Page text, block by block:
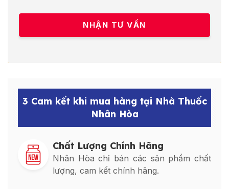
3 Cam kết khi mua hàng tại Nhà Thuốc
Nhân Hòa
Chất Lượng Chính Hãng
Nhân Hòa chỉ bán các sản phẩm chất
lượng, cam kết chính hãng.